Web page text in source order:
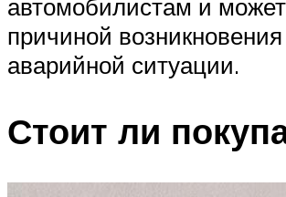
автомобилистам и может
причиной возникновения
аварийной ситуации.
Стоит ли